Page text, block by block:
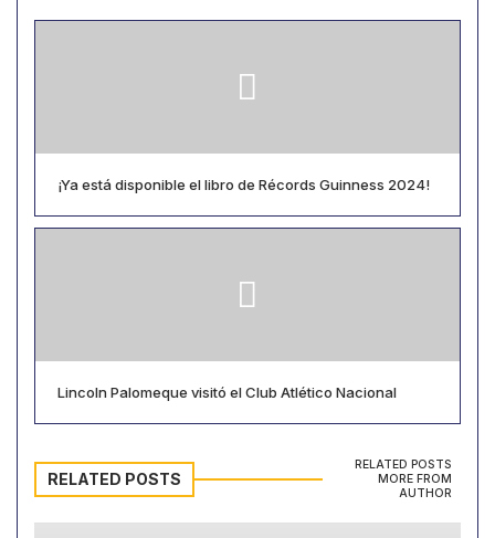
¡Ya está disponible el libro de Récords Guinness 2024!
Lincoln Palomeque visitó el Club Atlético Nacional
RELATED POSTS
RELATED POSTS
MORE FROM
AUTHOR